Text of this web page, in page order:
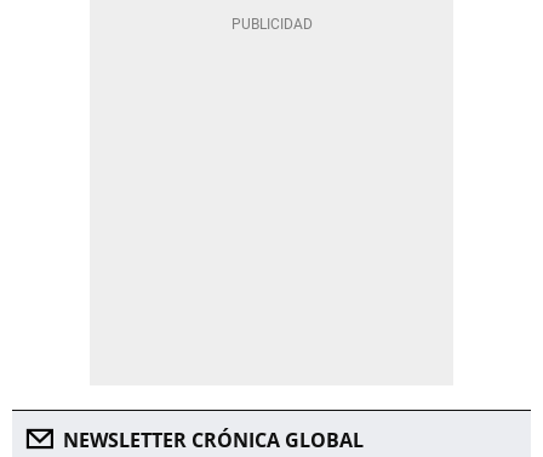
NEWSLETTER CRÓNICA GLOBAL